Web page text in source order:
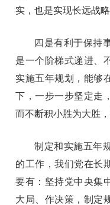
实，也是实现长远战
四是有利于保持
是一个阶梯式递进、
实施五年规划，能够
下，一步一步坚定走
而不断积小胜为大胜
制定和实施五年
的工作，我们党在长
要有：坚持党中央集
大局、作决策，制定